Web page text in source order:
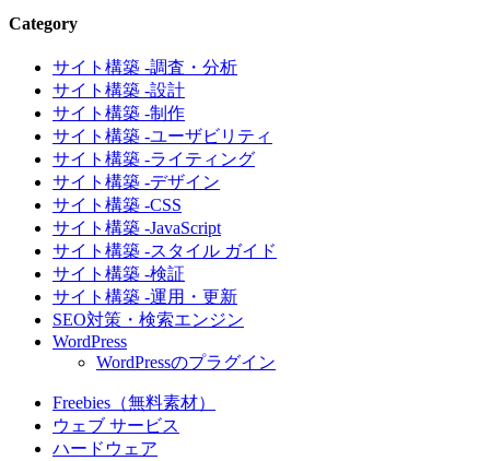
Category
サイト構築 -調査・分析
サイト構築 -設計
サイト構築 -制作
サイト構築 -ユーザビリティ
サイト構築 -ライティング
サイト構築 -デザイン
サイト構築 -CSS
サイト構築 -JavaScript
サイト構築 -スタイル ガイド
サイト構築 -検証
サイト構築 -運用・更新
SEO対策・検索エンジン
WordPress
WordPressのプラグイン
Freebies（無料素材）
ウェブ サービス
ハードウェア